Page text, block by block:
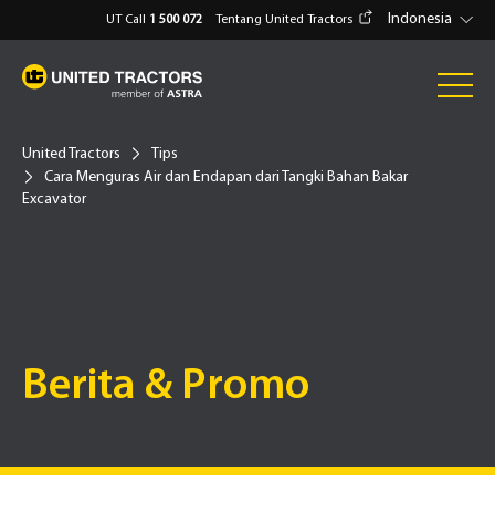
UT Call 1 500 072 Tentang United Tractors Indonesia
United Tractors
Tips
Cara Menguras Air dan Endapan dari Tangki Bahan Bakar
Excavator
Berita & Promo